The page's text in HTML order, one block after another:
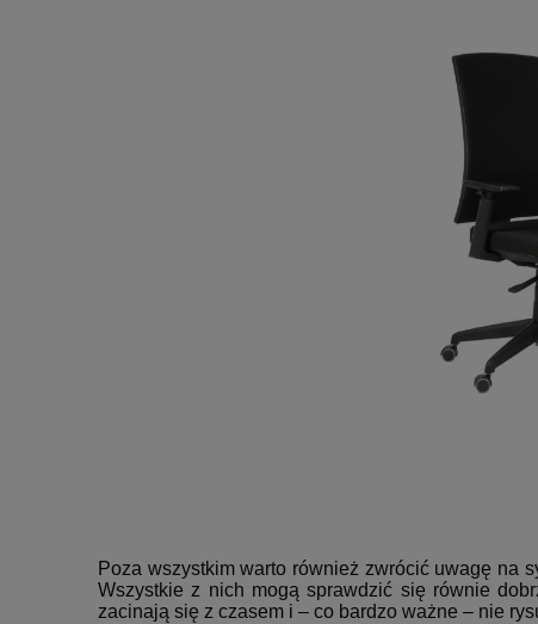
Poza wszystkim warto również zwrócić uwagę na
Wszystkie z nich mogą sprawdzić się równie
zacinają się z czasem i – co bardzo ważne – nie